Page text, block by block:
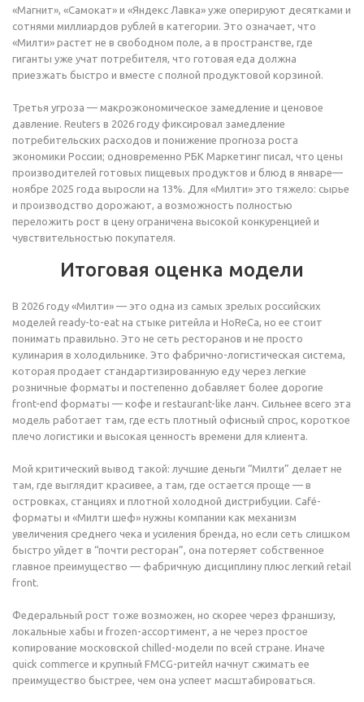
«Магнит», «Самокат» и «Яндекс Лавка» уже оперируют десятками и
сотнями миллиардов рублей в категории. Это означает, что
«Милти» растет не в свободном поле, а в пространстве, где
гиганты уже учат потребителя, что готовая еда должна
приезжать быстро и вместе с полной продуктовой корзиной.
Третья угроза — макроэкономическое замедление и ценовое
давление. Reuters в 2026 году фиксировал замедление
потребительских расходов и понижение прогноза роста
экономики России; одновременно РБК Маркетинг писал, что цены
производителей готовых пищевых продуктов и блюд в январе—
ноябре 2025 года выросли на 13%. Для «Милти» это тяжело: сырье
и производство дорожают, а возможность полностью
переложить рост в цену ограничена высокой конкуренцией и
чувствительностью покупателя.
Итоговая оценка модели
В 2026 году «Милти» — это одна из самых зрелых российских
моделей ready-to-eat на стыке ритейла и HoReCa, но ее стоит
понимать правильно. Это не сеть ресторанов и не просто
кулинария в холодильнике. Это фабрично-логистическая система,
которая продает стандартизированную еду через легкие
розничные форматы и постепенно добавляет более дорогие
front-end форматы — кофе и restaurant-like ланч. Сильнее всего эта
модель работает там, где есть плотный офисный спрос, короткое
плечо логистики и высокая ценность времени для клиента.
Мой критический вывод такой: лучшие деньги “Милти” делает не
там, где выглядит красивее, а там, где остается проще — в
островках, станциях и плотной холодной дистрибуции. Café-
форматы и «Милти шеф» нужны компании как механизм
увеличения среднего чека и усиления бренда, но если сеть слишком
быстро уйдет в “почти ресторан”, она потеряет собственное
главное преимущество — фабричную дисциплину плюс легкий retail
front.
Федеральный рост тоже возможен, но скорее через франшизу,
локальные хабы и frozen-ассортимент, а не через простое
копирование московской chilled-модели по всей стране. Иначе
quick commerce и крупный FMCG-ритейл начнут сжимать ее
преимущество быстрее, чем она успеет масштабироваться.